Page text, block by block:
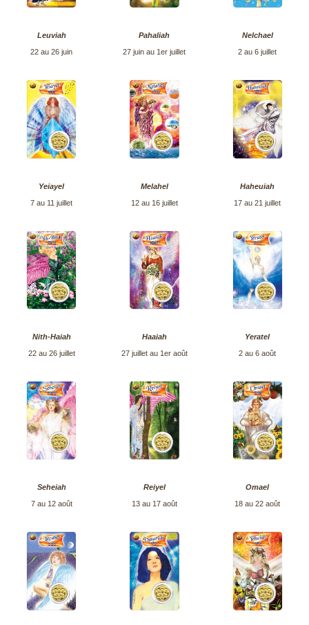
Leuviah
22 au 26 juin
Pahaliah
27 juin au 1er juillet
Nelchael
2 au 6 juillet
Yeiayel
7 au 11 juillet
Melahel
12 au 16 juillet
Haheuiah
17 au 21 juillet
Nith-Haiah
22 au 26 juillet
Haaiah
27 juillet au 1er août
Yeratel
2 au 6 août
Seheiah
7 au 12 août
Reiyel
13 au 17 août
Omael
18 au 22 août